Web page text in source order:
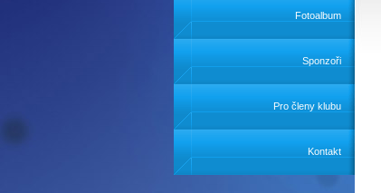
Fotoalbum
Sponzoři
Pro členy klubu
Kontakt